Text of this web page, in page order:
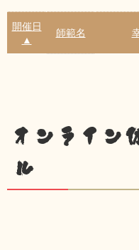
開催日
▲
師範名
オンライン
ル